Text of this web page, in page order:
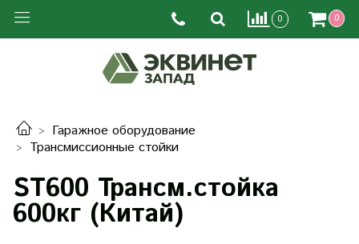
0 0
Гаражное оборудование
Трансмиссионные стойки
ST600 Трансм.стойка
600кг (Китай)